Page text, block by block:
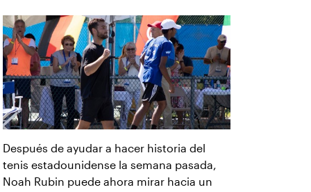
Después de ayudar a hacer historia del
tenis estadounidense la semana pasada,
Noah Rubin puede ahora mirar hacia un